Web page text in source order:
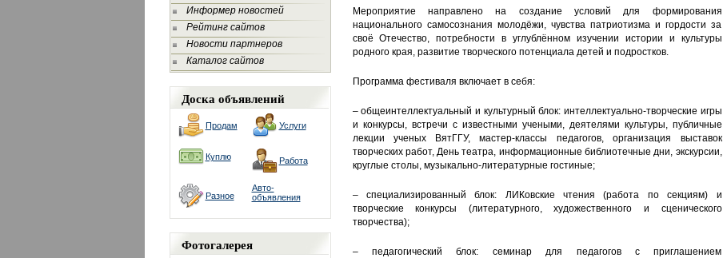
Информер новостей
Рейтинг сайтов
Новости партнеров
Каталог сайтов
Доска объявлений
Продам Услуги
Куплю Работа
Разное
Авто-
объявления
Фотогалерея
Мероприятие направлено на создание условий для формирования
национального самосознания молодёжи, чувства патриотизма и гордости за
своё Отечество, потребности в углублённом изучении истории и культуры
родного края, развитие творческого потенциала детей и подростков.
Программа фестиваля включает в себя:
– общеинтеллектуальный и культурный блок: интеллектуально-творческие игры
и конкурсы, встречи с известными учеными, деятелями культуры, публичные
лекции ученых ВятГГУ, мастер-классы педагогов, организация выставок
творческих работ, День театра, информационные библиотечные дни, экскурсии,
круглые столы, музыкально-литературные гостиные;
– специализированный блок: ЛИКовские чтения (работа по секциям) и
творческие конкурсы (литературного, художественного и сценического
творчества);
– педагогический блок: семинар для педагогов с приглашением